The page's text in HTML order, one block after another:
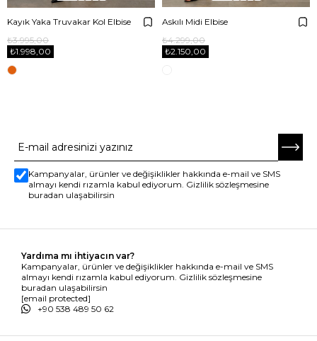
Kayık Yaka Truvakar Kol Elbise
₺1.998,00
₺3.995,00
Askılı Midi Elbise
₺2.150,00
₺4.299,00
Kampanyalar, ürünler ve değişiklikler hakkında e-mail ve SMS
almayı kendi rızamla kabul ediyorum. Gizlilik sözleşmesine
buradan ulaşabilirsin
Yardıma mı ihtiyacın var?
Kampanyalar, ürünler ve değişiklikler hakkında e-mail ve SMS
almayı kendi rızamla kabul ediyorum. Gizlilik sözleşmesine
buradan ulaşabilirsin
[email protected]
+90 538 489 50 62